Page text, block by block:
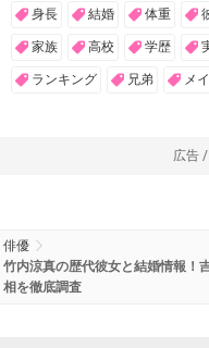
身長 結婚 体重
家族 高校 学歴
ランキング 兄弟 メ
広告
俳優
竹内涼真の歴代彼女と結婚情報！
相を徹底調査